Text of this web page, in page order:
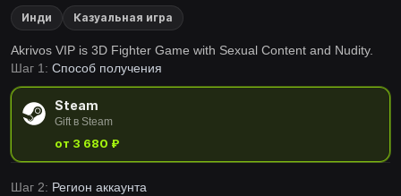
Инди Казуальная игра
Akrivos VIP is 3D Fighter Game with Sexual Content and Nudity.
Шаг 1: Способ получения
Steam
Gift в Steam
от 3 680 ₽
Шаг 2: Регион аккаунта